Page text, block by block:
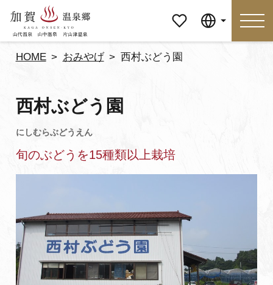
ージ
特集
見どころ 食べる
泊まる アクセス
マイページ
HOME おみやげ 西村ぶどう園
西村ぶどう園
旬のぶどうを15種類以上栽培